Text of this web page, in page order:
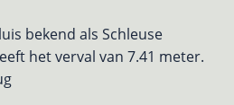
bekend als Schleuse
het verval van 7.41 meter.